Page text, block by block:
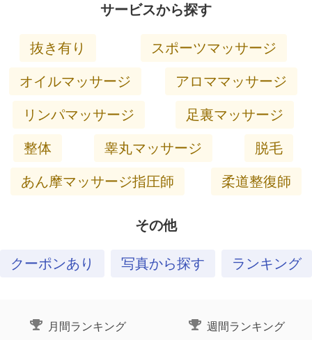
サービスから探す
抜き有り
スポーツマッサージ
オイルマッサージ
アロママッサージ
リンパマッサージ
足裏マッサージ
整体
睾丸マッサージ
脱毛
あん摩マッサージ指圧師
柔道整復師
その他
クーポンあり 写真から探す ランキング
月間ランキング 週間ランキング